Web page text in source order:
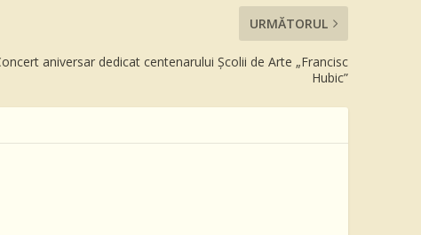
URMĂTORUL
aniversar dedicat centenarului Școlii de Arte „Francisc
Hubic”